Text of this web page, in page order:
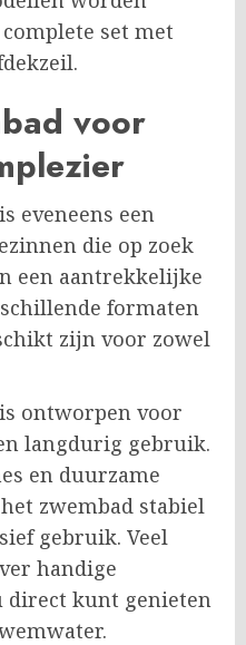
set met
voor
eveneens een
die op zoek
een aantrekkelijke
formaten
zijn voor zowel
ontworpen voor
langdurig gebruik.
en duurzame
zwembad stabiel
gebruik. Veel
handige
direct kunt genieten